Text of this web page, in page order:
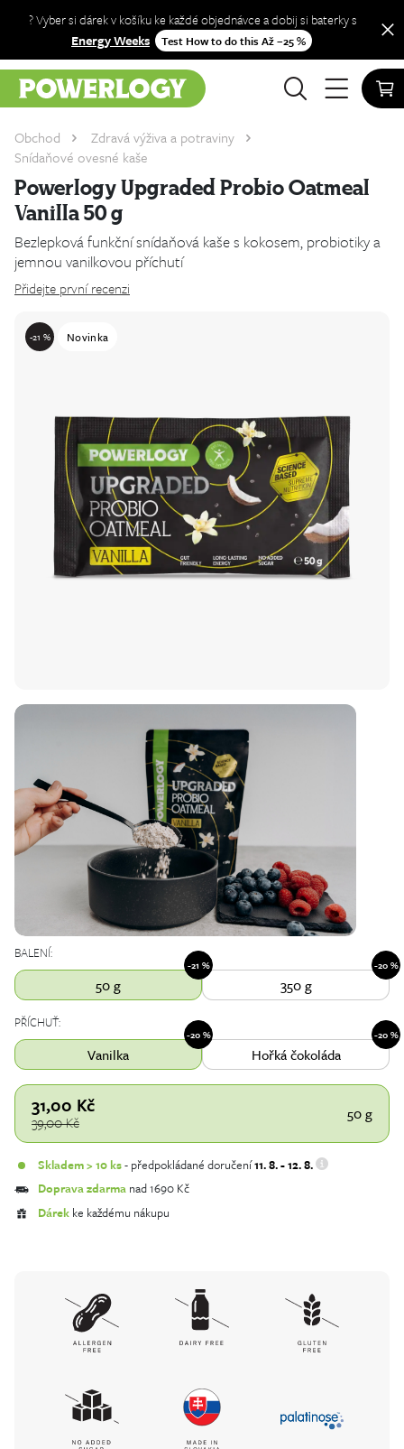
? Vyber si dárek v košíku ke každé objednávce a dobij si baterky s
Energy Weeks
Test How to do this Až −25 %
Obchod
Zdravá výživa a potraviny
Snídaňové ovesné kaše
Powerlogy Upgraded Probio Oatmeal
Vanilla 50 g
Bezlepková funkční snídaňová kaše s kokosem, probiotiky a
jemnou vanilkovou příchutí
Přidejte první recenzi
-21 % Novinka
BALENÍ:
-21 %
50 g
-20 %
350 g
PŘÍCHUŤ:
-20 %
Vanilka
-20 %
Hořká čokoláda
31,00 Kč
39,00Kč 50 g
Skladem > 10 ks- předpokládané doručení11. 8. - 12. 8.
Doprava zdarma nad 1690 Kč
Dárek ke každému nákupu